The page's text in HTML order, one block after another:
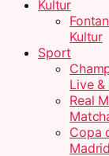
Kultur
Kultur
Sport
Live &
Real
Copa
Madrid